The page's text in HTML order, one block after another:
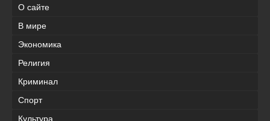
О сайте
В мире
Экономика
Религия
Криминал
Спорт
Культура